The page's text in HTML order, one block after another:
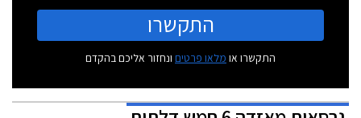
התקשרו
התקשרו או מלאו פרטים ונחזור אליכם בהקדם